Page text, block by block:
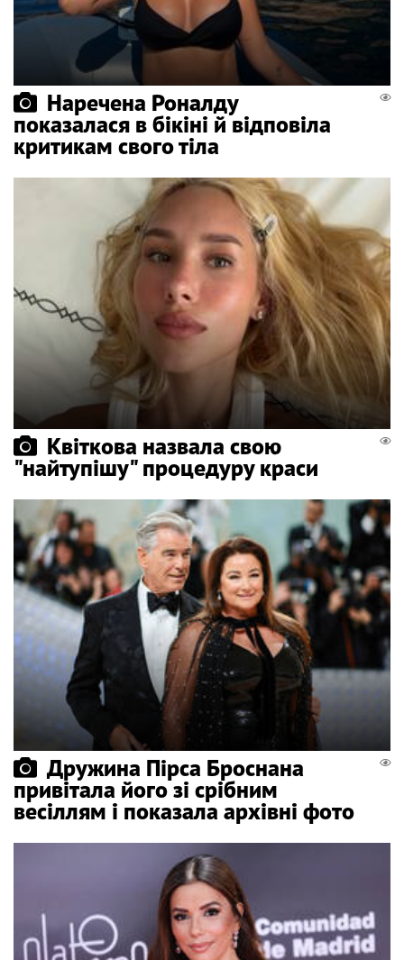
Наречена Роналду
показалася в бікіні й відповіла
критикам свого тіла
Квіткова назвала свою
"найтупішу" процедуру краси
Дружина Пірса Броснана
привітала його зі срібним
весіллям і показала архівні фото